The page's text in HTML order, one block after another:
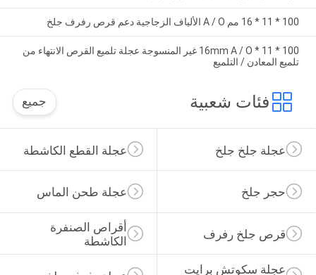
100 * 11 * 16 مم A / O الألياف الزجاجية دعم قرص رفرف جلخ
100 * 11 * 16mm A / O غير المنسوجة عجلة تلميع القرص الانتهاء من
تلميع المعادن / التلميع
فئات شعبية جميع
عجلة القطع الكاشطة عجلة جلخ جلخ
عجلة طحن الماس حجر جلخ
أقراص الصنفرة
الكاشطة
قرص جلخ رفرف
عجلة سكوتش برايت